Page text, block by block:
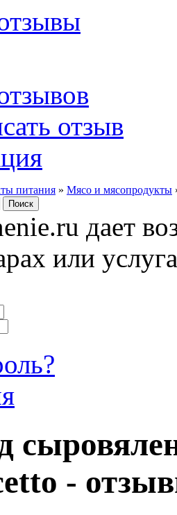
отзыв
питания » Мясо и мясопродукты
дает
или
-